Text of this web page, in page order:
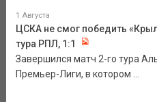
1 Августа
ЦСКА не смог победить
тура РПЛ, 1:1
Завершился матч 2-го тура
Премьер-Лиги, в котором ...